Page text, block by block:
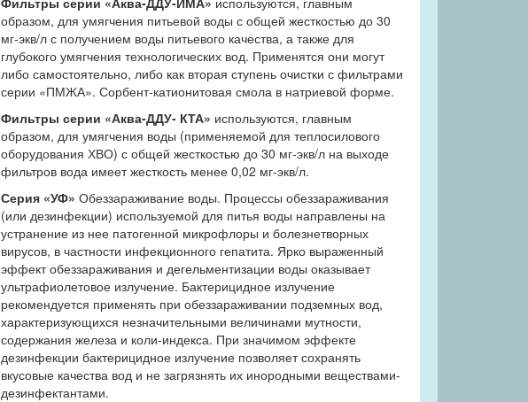
образом, для умягчения питьевой воды с общей жесткостью до 30
мг-экв/л с получением воды питьевого качества, а также для
глубокого умягчения технологических вод. Применятся они могут
либо самостоятельно, либо как вторая ступень очистки с фильтрами
серии «ПМЖА». Сорбент-катионитовая смола в натриевой форме.
Фильтры серии «Аква-ДДУ- КТА» используются, главным
образом, для умягчения воды (применяемой для теплосилового
оборудования ХВО) с общей жесткостью до 30 мг-экв/л на выходе
фильтров вода имеет жесткость менее 0,02 мг-экв/л.
Серия «УФ» Обеззараживание воды. Процессы обеззараживания
(или дезинфекции) используемой для питья воды направлены на
устранение из нее патогенной микрофлоры и болезнетворных
вирусов, в частности инфекционного гепатита. Ярко выраженный
эффект обеззараживания и дегельментизации воды оказывает
ультрафиолетовое излучение. Бактерицидное излучение
рекомендуется применять при обеззараживании подземных вод,
характеризующихся незначительными величинами мутности,
содержания железа и коли-индекса. При значимом эффекте
дезинфекции бактерицидное излучение позволяет сохранять
вкусовые качества вод и не загрязнять их инородными веществами-
дезинфектантами.